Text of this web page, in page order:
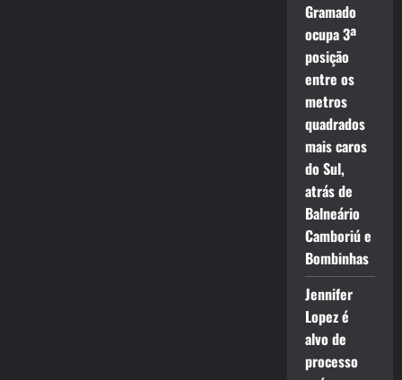
Gramado
ocupa 3ª
posição
entre os
metros
quadrados
mais caros
do Sul,
atrás de
Balneário
Camboriú e
Bombinhas
Jennifer
Lopez é
alvo de
processo